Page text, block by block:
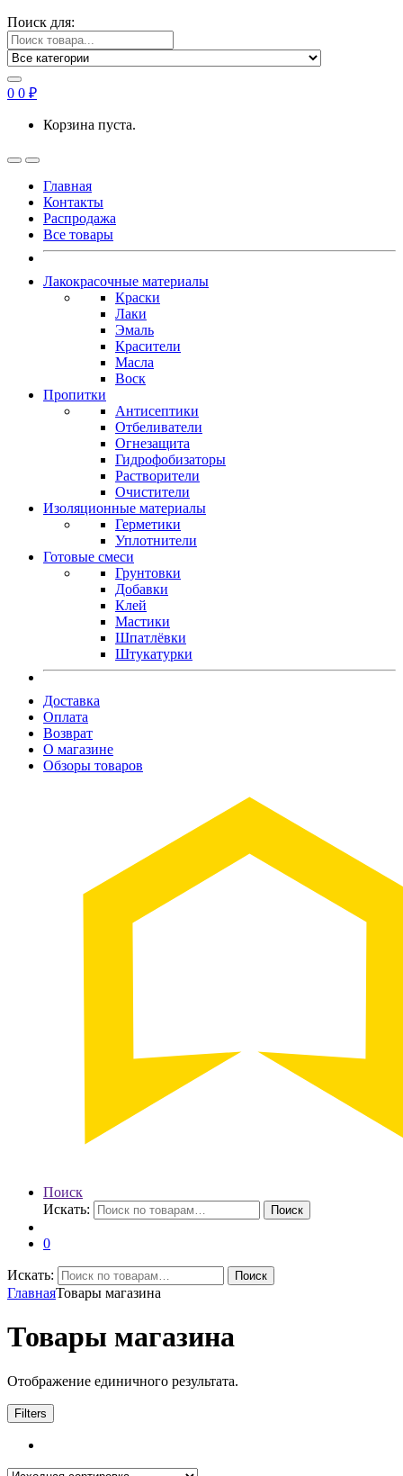
Поиск для:
0 0 ₽
Корзина пуста.
Главная
Контакты
Распродажа
Все товары
Лакокрасочные материалы
Краски
Лаки
Эмаль
Красители
Масла
Воск
Пропитки
Антисептики
Отбеливатели
Огнезащита
Гидрофобизаторы
Растворители
Очистители
Изоляционные материалы
Герметики
Уплотнители
Готовые смеси
Грунтовки
Добавки
Клей
Мастики
Шпатлёвки
Штукатурки
Доставка
Оплата
Возврат
О магазине
Обзоры товаров
Поиск
Искать:
Поиск
0
Искать: Поиск
ГлавнаяТовары магазина
Товары магазина
Отображение единичного результата.
Filters